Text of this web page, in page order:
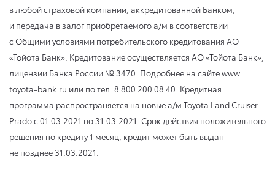
в любой страховой компании, аккредитованной Банком,
и передача в залог приобретаемого а/м в соответствии
с Общими условиями потребительского кредитования АО
«Тойота Банк». Кредитование осуществляется АО «Тойота Банк»,
лицензии Банка России № 3470. Подробнее на сайте www.
toyota-bank.ru или по тел. 8 800 200 08 40. Кредитная
программа распространяется на новые а/м Toyota Land Cruiser
Pradoс 01.03.2021 по 31.03.2021 . Срок действия положительного
решения по кредиту 1 месяц, кредит может быть выдан
не позднее 31.03.2021.